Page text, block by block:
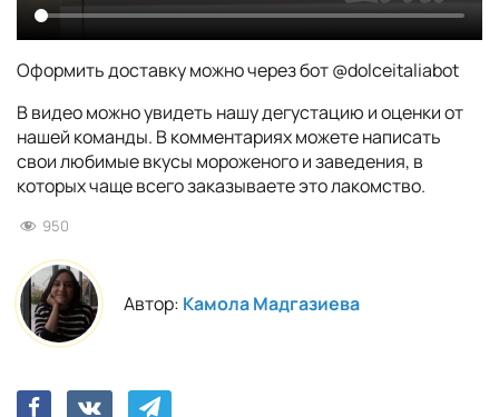
Оформить доставку можно через бот @dolceitaliabot
В видео можно увидеть нашу дегустацию и оценки от
нашей команды. В комментариях можете написать
свои любимые вкусы мороженого и заведения, в
которых чаще всего заказываете это лакомство.
950
Автор: Камола Мадгазиева